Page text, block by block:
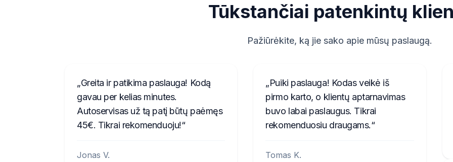
Tūkstančiai patenkintų
Pažiūrėkite, ką jie sako apie mūsų paslaugą.
Greita ir patikima paslauga! Kodą
gavau per kelias minutes.
Autoservisas už tą patį būtų paėmęs
45€. Tikrai rekomenduoju!
Jonas V.
Puiki paslauga! Kodas veikė iš
pirmo karto, o klientų aptarnavimas
buvo labai paslaugus. Tikrai
rekomenduosiu draugams.
Tomas K.